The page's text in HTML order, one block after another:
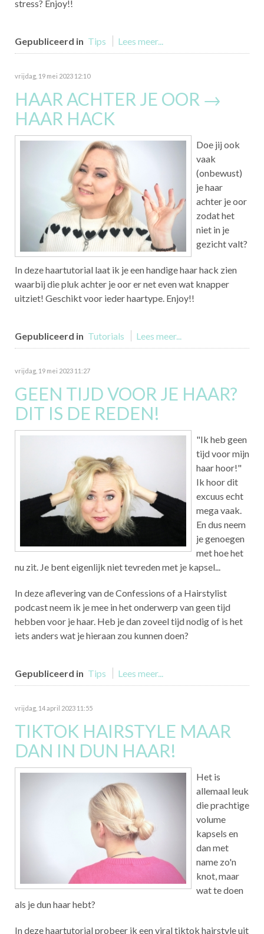
stress? Enjoy!!
Gepubliceerd in Tips Lees meer...
vrijdag, 19 mei 2023 12:10
HAAR ACHTER JE OOR →
HAAR HACK
Doe jij ook
vaak
(onbewust)
je haar
achter je oor
zodat het
niet in je
gezicht valt?
In deze haartutorial laat ik je een handige haar hack zien
waarbij die pluk achter je oor er net even wat knapper
uitziet! Geschikt voor ieder haartype. Enjoy!!
Gepubliceerd in Tutorials Lees meer...
vrijdag, 19 mei 2023 11:27
GEEN TIJD VOOR JE HAAR?
DIT IS DE REDEN!
"Ik heb geen
tijd voor mijn
haar hoor!"
Ik hoor dit
excuus echt
mega vaak.
En dus neem
je genoegen
met hoe het
nu zit. Je bent eigenlijk niet tevreden met je kapsel...
In deze aflevering van de Confessions of a Hairstylist
podcast neem ik je mee in het onderwerp van geen tijd
hebben voor je haar. Heb je dan zoveel tijd nodig of is het
iets anders wat je hieraan zou kunnen doen?
Gepubliceerd in Tips Lees meer...
vrijdag, 14 april 2023 11:55
TIKTOK HAIRSTYLE MAAR
DAN IN DUN HAAR!
Het is
allemaal leuk
die prachtige
volume
kapsels en
dan met
name zo'n
knot, maar
wat te doen
als je dun haar hebt?
In deze haartutorial probeer ik een viral tiktok hairstyle uit